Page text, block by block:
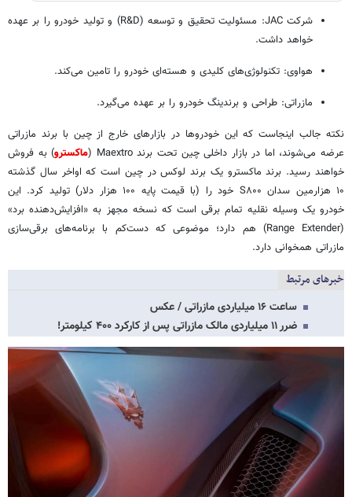
شرکت JAC: مسئولیت تحقیق و توسعه (R&D) و تولید خودرو را بر عهده
خواهد داشت.
هواوی: تکنولوژی‌های کلیدی و هسته‌ای خودرو را تامین می‌کند.
مازراتی: طراحی و برندینگ خودرو را بر عهده می‌گیرد.
نکته جالب اینجاست که این خودروها در بازارهای خارج از چین با برند مازراتی
عرضه می‌شوند، اما در بازار داخلی چین تحت برند Maextro (
ماکسترو) به فروش
خواهند رسید. برند ماکسترو یک برند لوکس در چین است که اواخر سال گذشته
۱۰ هزارمین سدان S۸۰۰ خود را (با قیمت پایه ۱۰۰ هزار دلار) تولید کرد. این
خودرو یک وسیله نقلیه تمام‌ برقی است که نسخه مجهز به «افزایش‌دهنده برد»
(Range Extender) هم دارد؛ موضوعی که دست‌کم با برنامه‌های برقی‌سازی
مازراتی همخوانی دارد.
خبرهای مرتبط
ساعت ۱۶ میلیاردی مازراتی / عکس
ضرر ۱۱ میلیاردی مالک مازراتی پس از کارکرد ۴۰۰ کیلومتر!